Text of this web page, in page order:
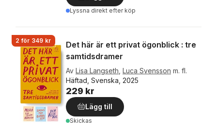
Lyssna direkt efter köp
2 för 349 kr
Det här är ett privat ögonblick : tre
samtidsdramer
Av Lisa Langseth Luca Svensson m. fl.
Häftad, Svenska, 2025
229 kr
Lägg till
Skickas